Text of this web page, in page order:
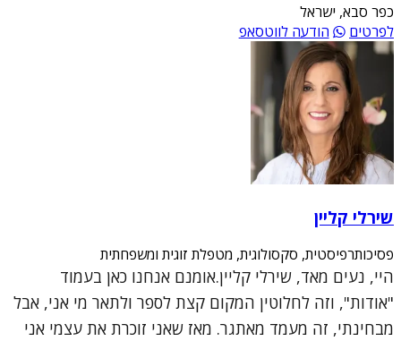
כפר סבא, ישראל
לפרטים
הודעה לווטסאפ
שירלי קליין
פסיכותרפיסטית, סקסולוגית, מטפלת זוגית ומשפחתית
היי, נעים מאד, שירלי קליין.אומנם אנחנו כאן בעמוד
"אודות", וזה לחלוטין המקום קצת לספר ולתאר מי אני, אבל
מבחינתי, זה מעמד מאתגר. מאז שאני זוכרת את עצמי אני